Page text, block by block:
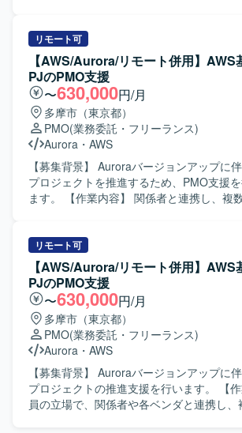
上流工程の経験を積むことができます。 【開発環境】
MDMやデータマネジメントに関する各種
ントを活用しながら、業務・IT横断でプロ
していただきます。
新製品へ移行するための企画、要件整理、
ジェクト管理をご担当いただきます。 ブ
グで整理された要件をもとに、モバイルオ
けたコンセプト資料を作成いたします。 モ
に関する調査結果の分析および戦略チーム
を作成いたします。 要件管理プロセスを策
および詳細要件管理テンプレートを作成い
テムアーキテクチャ概要図を作成いたしま
おける各種決済シナリオを整理し、業務
します。 在庫引当、ロールバック、クレ
に関する業務・システムフローを作成いた
に関する検討およびドキュメントを作成い
ジェクトマネジメント計画書（Project
を作成いたします。 WBS（Work
作成し、週次で維持管理いたします。 IT進
成し、ステークホルダーへ報告いたします。 【求める人
像】 主体性を持ってタスクを推進できる方
す。 関係者と円滑にコミュニケーションを
性を発揮し、提案力を持って業務に取り組
方が望ましいです。 冷静な判断力と高い
応力をお持ちの方を歓迎いたします。 【ポジションの魅
力】 航空業界の機内販売領域におけるPOS
リモート可
【AWS/Aurora/リモート併用】AWS
PJのPMO支援
〜630,000円/月
多摩市（東京都）
PMO(業務委託・フリーランス)
Aurora ・ AWS
【募集背景】 Auroraバージョンアップに
プロジェクトを推進するため、PMO支援
ます。 【作業内容】 関係者と連携し、複数システムを対象
て、基本設計、テスト計画、テスト結果、
キュメント作成およびレビュー対応を行
す。Redmine等を用いた管理や、タスク・
視化も担当していただきます。 【求める人物像】 関係者と
円滑に連携し、課題や遅延に対して周囲を
対応を検討・フォローできる方を求めています。
ョンの魅力】 既存メンバーの支援を受けな
びプロジェクト推進のスキルを伸ばしてい
【開発環境】 AWS、Aurora、Redmine、
PowerPointを使用します。
リモート可
【AWS/Aurora/リモート併用】AWS
PJのPMO支援
〜630,000円/月
多摩市（東京都）
PMO(業務委託・フリーランス)
Aurora ・ AWS
【募集背景】 Auroraバージョンアップに
プロジェクトの推進支援を行います。 【作業内容】 顧客社
員の立場で、関係者や各ベンダと連携し